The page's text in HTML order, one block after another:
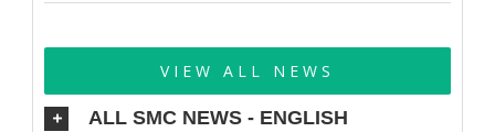
VIEW ALL NEWS
ALL SMC NEWS - ENGLISH